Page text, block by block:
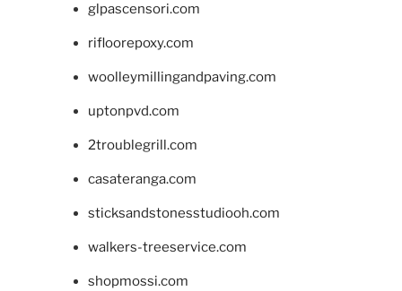
glpascensori.com
rifloorepoxy.com
woolleymillingandpaving.com
uptonpvd.com
2troublegrill.com
casateranga.com
sticksandstonesstudiooh.com
walkers-treeservice.com
shopmossi.com